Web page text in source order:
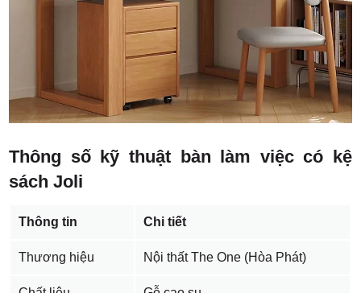
Thông số kỹ thuật bàn làm việc có kệ
sách Joli
Thông tin Chi tiết
Thương hiệu Nội thất The One (Hòa Phát)